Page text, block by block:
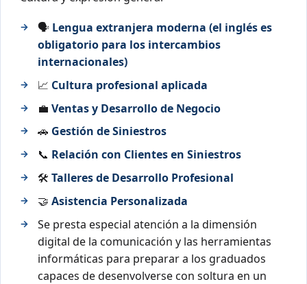
🗣️ Lengua extranjera moderna (el inglés es
obligatorio para los intercambios
internacionales)
📈 Cultura profesional aplicada
💼 Ventas y Desarrollo de Negocio
🚗 Gestión de Siniestros
📞 Relación con Clientes en Siniestros
🛠️ Talleres de Desarrollo Profesional
🤝 Asistencia Personalizada
Se presta especial atención a la dimensión
digital de la comunicación y las herramientas
informáticas para preparar a los graduados
capaces de desenvolverse con soltura en un